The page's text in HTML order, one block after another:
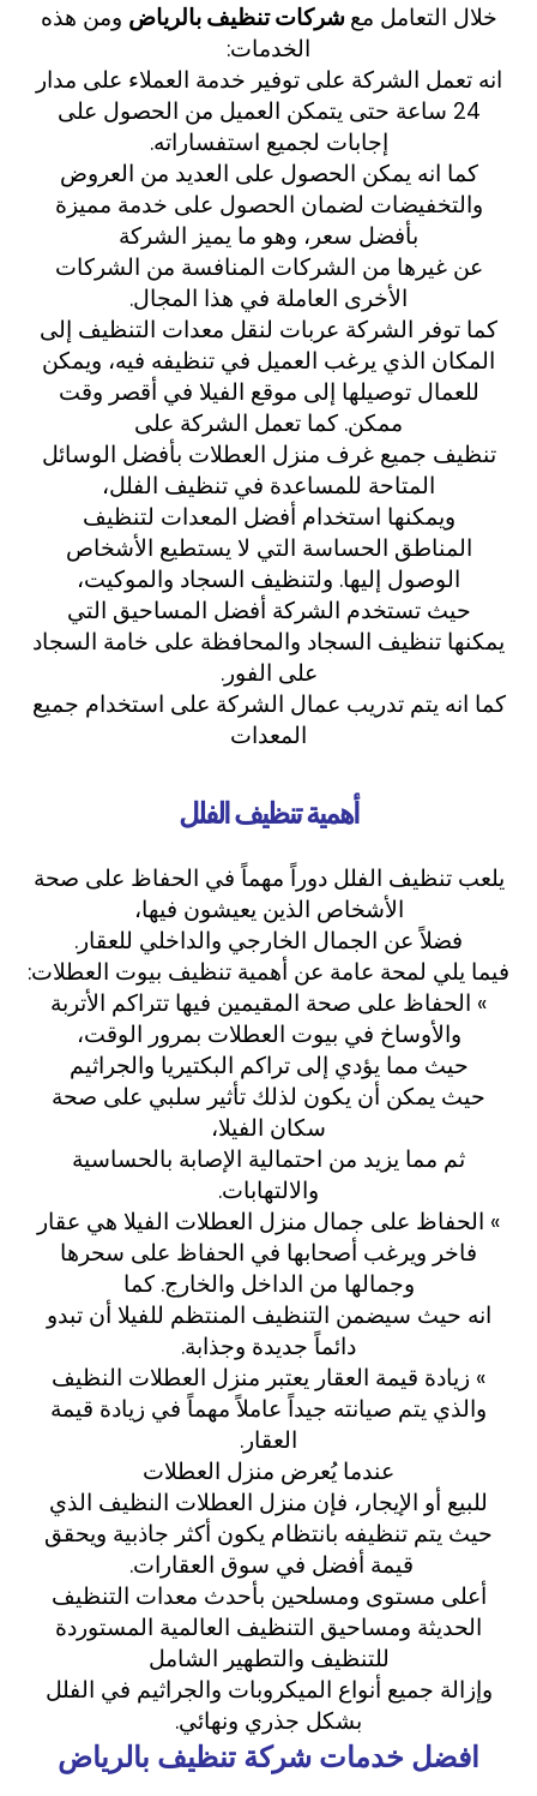
خلال التعامل مع شركات تنظيف بالرياض ومن هذه
الخدمات:
انه تعمل الشركة على توفير خدمة العملاء على مدار
24 ساعة حتى يتمكن العميل من الحصول على
إجابات لجميع استفساراته.
كما انه يمكن الحصول على العديد من العروض
والتخفيضات لضمان الحصول على خدمة مميزة
بأفضل سعر، وهو ما يميز الشركة
عن غيرها من الشركات المنافسة من الشركات
الأخرى العاملة في هذا المجال.
كما توفر الشركة عربات لنقل معدات التنظيف إلى
المكان الذي يرغب العميل في تنظيفه فيه، ويمكن
للعمال توصيلها إلى موقع الفيلا في أقصر وقت
ممكن. كما تعمل الشركة على
تنظيف جميع غرف منزل العطلات بأفضل الوسائل
المتاحة للمساعدة في تنظيف الفلل،
ويمكنها استخدام أفضل المعدات لتنظيف
المناطق الحساسة التي لا يستطيع الأشخاص
الوصول إليها. ولتنظيف السجاد والموكيت،
حيث تستخدم الشركة أفضل المساحيق التي
يمكنها تنظيف السجاد والمحافظة على خامة السجاد
على الفور.
كما انه يتم تدريب عمال الشركة على استخدام جميع
المعدات
أهمية تنظيف الفلل
يلعب تنظيف الفلل دوراً مهماً في الحفاظ على صحة
الأشخاص الذين يعيشون فيها،
فضلاً عن الجمال الخارجي والداخلي للعقار.
فيما يلي لمحة عامة عن أهمية تنظيف بيوت العطلات:
» الحفاظ على صحة المقيمين فيها تتراكم الأتربة
والأوساخ في بيوت العطلات بمرور الوقت،
حيث مما يؤدي إلى تراكم البكتيريا والجراثيم
حيث يمكن أن يكون لذلك تأثير سلبي على صحة
سكان الفيلا،
ثم مما يزيد من احتمالية الإصابة بالحساسية
والالتهابات.
» الحفاظ على جمال منزل العطلات الفيلا هي عقار
فاخر ويرغب أصحابها في الحفاظ على سحرها
وجمالها من الداخل والخارج. كما
انه حيث سيضمن التنظيف المنتظم للفيلا أن تبدو
دائماً جديدة وجذابة.
» زيادة قيمة العقار يعتبر منزل العطلات النظيف
والذي يتم صيانته جيداً عاملاً مهماً في زيادة قيمة
العقار.
عندما يُعرض منزل العطلات
للبيع أو الإيجار، فإن منزل العطلات النظيف الذي
حيث يتم تنظيفه بانتظام يكون أكثر جاذبية ويحقق
قيمة أفضل في سوق العقارات.
أعلى مستوى ومسلحين بأحدث معدات التنظيف
الحديثة ومساحيق التنظيف العالمية المستوردة
للتنظيف والتطهير الشامل
وإزالة جميع أنواع الميكروبات والجراثيم في الفلل
بشكل جذري ونهائي.
افضل خدمات شركة تنظيف بالرياض